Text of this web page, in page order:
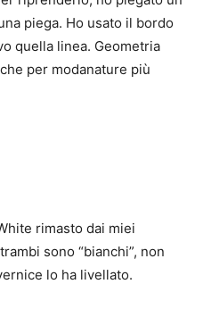
piega. Ho usato il bordo
quella linea. Geometria
per modanature più
rimasto dai miei
sono “bianchi”, non
lo ha livellato.